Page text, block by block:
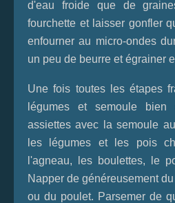
d'eau froide que de
fourchette et laisser gonfler
enfourner au micro-ondes
un peu de beurre et égrainer
Une fois toutes les étapes
légumes et semoule bien
assiettes avec la semoule
les légumes et les pois
l'agneau, les boulettes, le
Napper de généreusement
ou du poulet. Parsemer de